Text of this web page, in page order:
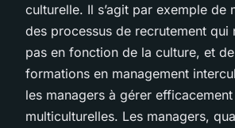
culturelle. Il s’agit par exemple de
des processus de recrutement qui
pas en fonction de la culture, et
formations en management
les managers à gérer
multiculturelles. Les managers,